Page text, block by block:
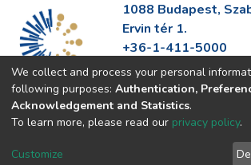
1088 Budapest,
Ervin tér 1.
+36-1-411-5000
info@fszek.hu
https://fszek.hu
We collect and process your personal
following purposes: Authentication,
Acknowledgement and Statistics.
To learn more, please read our privacy policy.
Customize